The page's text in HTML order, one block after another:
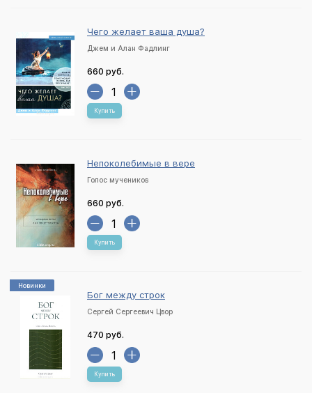
Чего желает ваша душа?
Джем и Алан Фадлинг
660 руб.
Купить
Непоколебимые в вере
Голос мучеников
660 руб.
Купить
Новинки
Бог между строк
Сергей Сергеевич Цвор
470 руб.
Купить